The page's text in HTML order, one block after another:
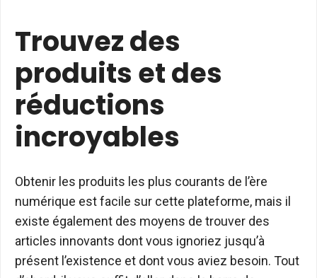
Trouvez des
produits et des
réductions
incroyables
Obtenir les produits les plus courants de l’ère
numérique est facile sur cette plateforme, mais il
existe également des moyens de trouver des
articles innovants dont vous ignoriez jusqu’à
présent l’existence et dont vous aviez besoin. Tout